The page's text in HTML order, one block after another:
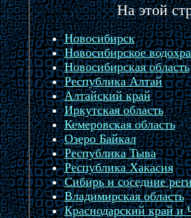
На этой
Новосибирск
Новосибирское
Новосибирская область
Республика Алтай
Алтайский край
Иркутская область
Кемеровская область
Озеро Байкал
Республика Тыва
Республика Хакасия
Сибирь и соседние
Владимирская область
Краснодарский край и